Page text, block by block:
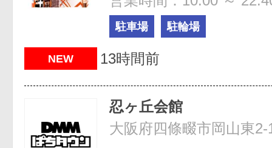
駐車場 駐輪場
NEW 13時間前
忍ヶ丘会館
大阪府四條畷市岡山東2-